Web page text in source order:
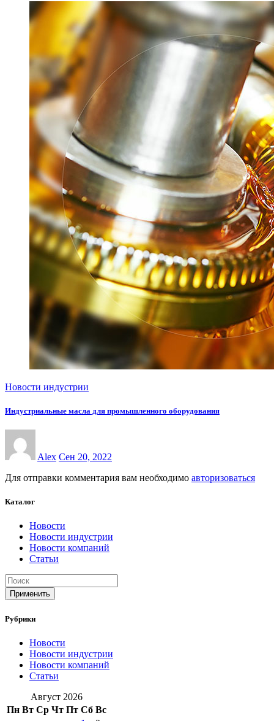
Новости индустрии
Индустриальные масла для промышленного оборудования
Alex Сен 20, 2022
Для отправки комментария вам необходимо авторизоваться
Каталог
Новости
Новости индустрии
Новости компаний
Статьи
Применить
Рубрики
Новости
Новости индустрии
Новости компаний
Статьи
Август 2026
Пн Вт Ср Чт Пт Сб Вс